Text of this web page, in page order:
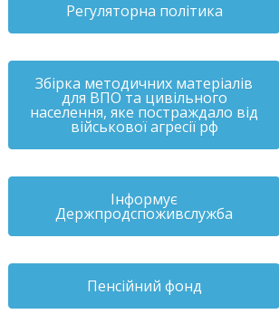
Регуляторна політика
Збірка методичних матеріалів
для ВПО та цивільного
населення, яке постраждало від
військової агресії рф
Інформує
Держпродспоживслужба
Пенсійний фонд